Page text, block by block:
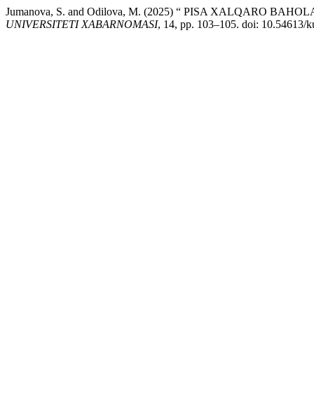
Jumanova, S. and Odilova, M. (2025) “ PISA XALQARO
UNIVERSITETI XABARNOMASI, 14, pp. 103–105. doi: 10.54613/